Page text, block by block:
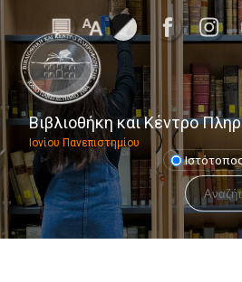
Βιβλιοθήκη και Κέντρο
Ιονίου Πανεπιστημίου